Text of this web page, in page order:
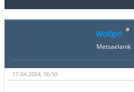
Wolfgirl
Metsaelanik
17-04-2004, 06:50